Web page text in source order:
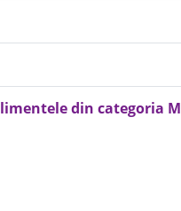
din categoria